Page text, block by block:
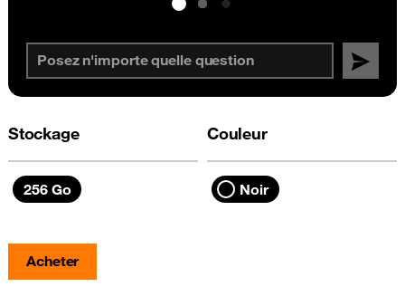
Stockage
256 Go
Couleur
Noir
Acheter